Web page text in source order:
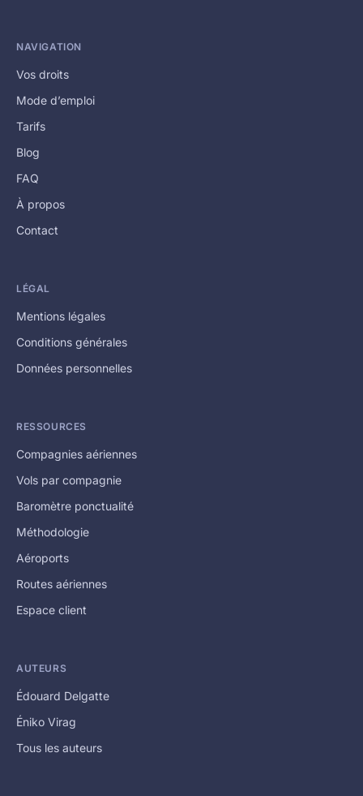
NAVIGATION
Vos droits
Mode d’emploi
Tarifs
Blog
FAQ
À propos
Contact
LÉGAL
Mentions légales
Conditions générales
Données personnelles
RESSOURCES
Compagnies aériennes
Vols par compagnie
Baromètre ponctualité
Méthodologie
Aéroports
Routes aériennes
Espace client
AUTEURS
Édouard Delgatte
Éniko Virag
Tous les auteurs